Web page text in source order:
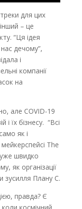
для цих
– це
“Ця ідея
дечому”,
і
компанії
на
але COVID-19
і їх бізнесу. “Всі
як і
The
швидко
як організації
зусилля Плану С.
правда? Є